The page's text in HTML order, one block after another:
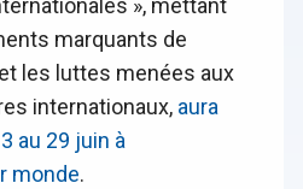
», mettant
marquants de
et les luttes menées aux
internationaux, aura
au 29 juin à
monde.